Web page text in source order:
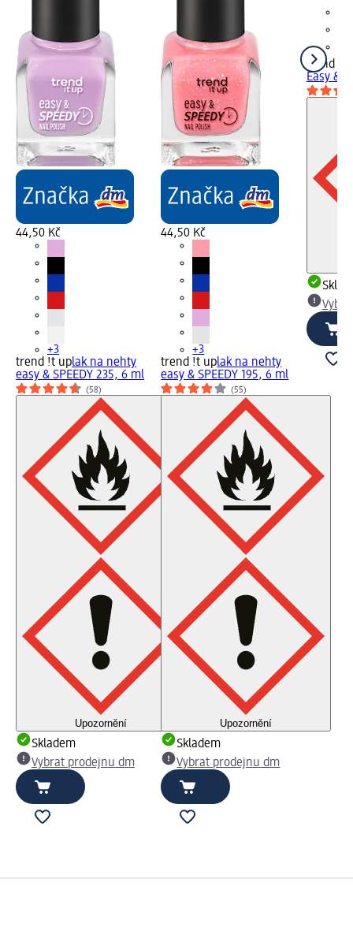
44,50 Kč
+3
trend !t uplak na nehty
easy & SPEEDY 235, 6 ml
(58)
Upozornění
Skladem
Vybrat prodejnu dm
44,50 Kč
+3
trend !t uplak na nehty
easy & SPEEDY 195, 6 ml
(55)
Upozornění
Skladem
Vybrat prodejnu dm
trend !t
Easy &